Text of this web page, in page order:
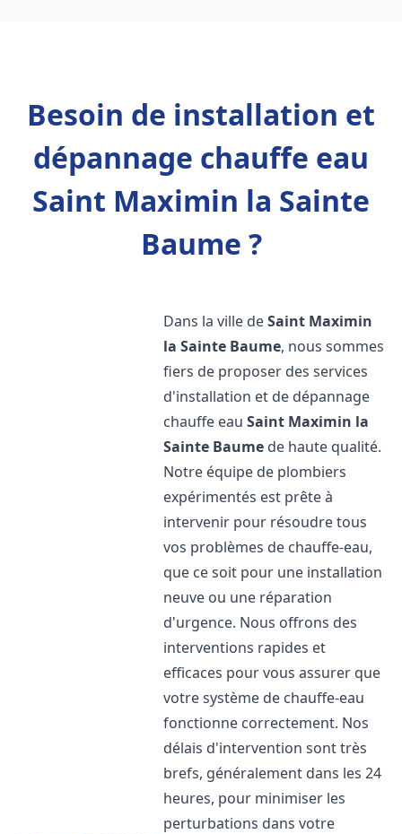
Besoin de installation et
dépannage chauffe eau
Saint Maximin la Sainte
Baume ?
Dans la ville deSaint Maximin
la Sainte Baume, nous sommes
fiers de proposer des services
d'installation et de dépannage
chauffe eauSaint Maximin la
Sainte Baume de haute qualité.
Notre équipe de plombiers
expérimentés est prête à
intervenir pour résoudre tous
vos problèmes de chauffe-eau,
que ce soit pour une installation
neuve ou une réparation
d'urgence. Nous offrons des
interventions rapides et
efficaces pour vous assurer que
votre système de chauffe-eau
fonctionne correctement. Nos
délais d'intervention sont très
brefs, généralement dans les 24
heures, pour minimiser les
perturbations dans votre